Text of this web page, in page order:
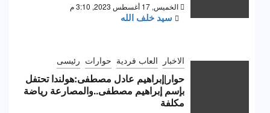
الخميس, 17 أغسطس 2023, 3:10 م
سيد خلف الله
الاخبار العاب فردية حوارات رئيسى
حوار|إبراهيم عادل مصطفى:هولندا تحتفل
بإسم إبراهيم مصطفى..والمصارعة رياضة
مكلفة